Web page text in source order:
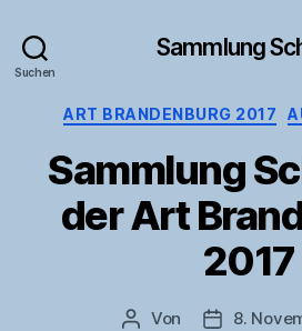
Suchen
Sammlung
ART BRANDENBURG 2017
Sammlung
der Art
2017
Beitragsautor
Von
8.